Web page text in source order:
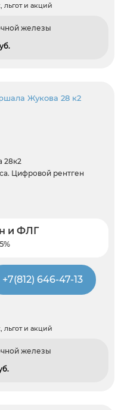
льгот и акций
железы
Жукова 28 к2
28к2
Цифровой рентген
и ФЛГ
+7(812) 646-47-13
льгот и акций
железы